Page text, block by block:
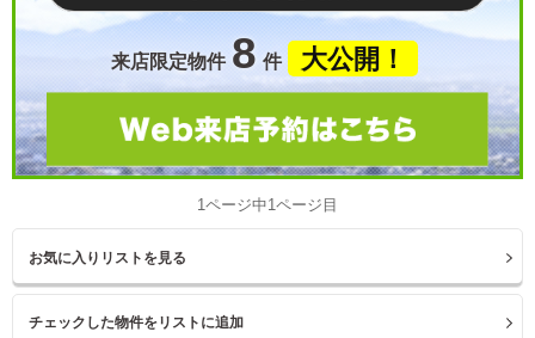
来店限定物件 8 件 大公開！
1ページ中1ページ目
お気に入りリストを見る